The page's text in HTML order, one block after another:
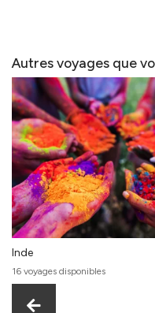
Autres voyages que
Inde
16 voyages disponibles